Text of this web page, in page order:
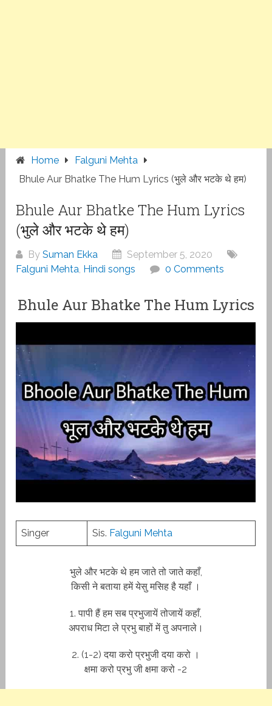
Home
Falguni Mehta
Bhule Aur Bhatke The Hum Lyrics (भुले और भटके थे हम)
Bhule Aur Bhatke The Hum Lyrics
(भुले और भटके थे हम)
BySuman Ekka
September 5, 2020
Falguni Mehta, Hindi songs 0 Comments
Bhule Aur Bhatke The Hum Lyrics
Singer Sis. Falguni Mehta
भुले और भटके थे हम जाते तो जाते कहाँ,
किसी ने बताया हमें येसु मसिह है यहाँ ।
1. पापी हैं हम सब प्रभुजायें तोजायें कहाँ,
अपराध मिटा ले प्रभु बाहों में तु अपनाले।
2. (1-2) दया करो प्रभुजी दया करो ।
क्षमा करो प्रभु जी क्षमा करो -2